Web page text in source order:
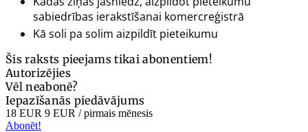
sabiedrības ierakstīšanai komercreģistrā
Kā soli pa solim aizpildīt pieteikumu
Šis raksts pieejams tikai abonentiem!
Autorizējies
Vēl neabonē?
Iepazīšanās piedāvājums
18 EUR 9 EUR / pirmais mēnesis
Abonēt!